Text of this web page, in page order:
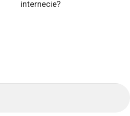
internecie?